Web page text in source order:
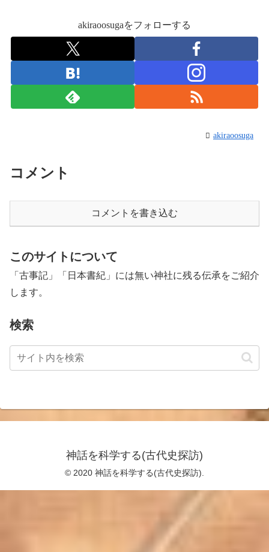
akiraoosugaをフォローする
akiraoosuga
コメント
コメントを書き込む
このサイトについて
「古事記」「日本書紀」には無い神社に残る伝承をご紹介
します。
検索
神話を科学する(古代史探訪)
© 2020 神話を科学する(古代史探訪).